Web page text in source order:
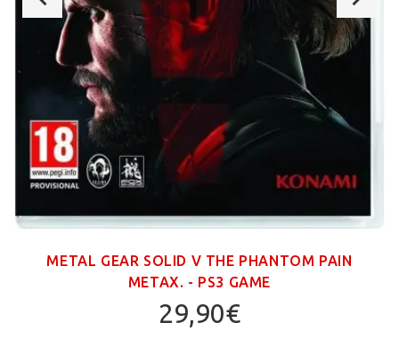
METAL GEAR SOLID V THE PHANTOM PAIN
ΜΕΤΑΧ. - PS3 GAME
29,90€